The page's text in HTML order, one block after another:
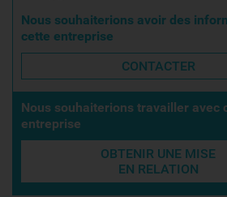
Nous souhaiterions avoir des
cette entreprise
CONTACTER
Nous souhaiterions travailler avec
entreprise
OBTENIR UNE MISE
EN RELATION